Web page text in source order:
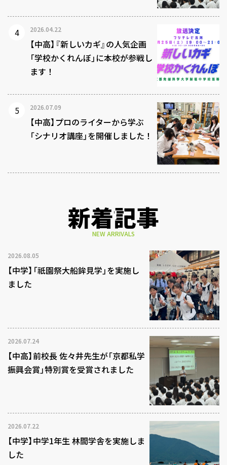
2026.04.22
【中高】『新しいカギ』の人気企画
「学校かくれんぼ」に本校が参戦し
ます！
2026.07.09
【中高】プロのライターから学ぶ
「シナリオ講座」を開催しました！
新着記事
NEW ARRIVALS
2026.08.05
【中学】「祇園祭大船鉾見学」を実施し
ました
2026.07.24
【中高】前校長 佐々井先生が「京都私学
振興会賞」特別賞を受賞されました
2026.07.22
【中学】中学1年生 林間学舎を実施しま
した